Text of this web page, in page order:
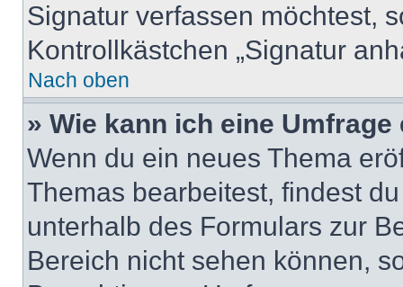
Signatur verfassen möchtest,
Kontrollkästchen „Signatur
Nach oben
» Wie kann ich eine
Wenn du ein neues Thema
Themas bearbeitest, findest
unterhalb des Formulars zur
Bereich nicht sehen können,